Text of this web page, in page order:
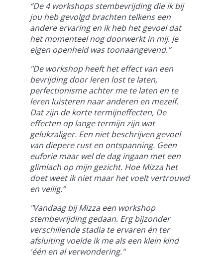
“De 4 workshops stembevrijding die ik bij
jou heb gevolgd brachten telkens een
andere ervaring en ik heb het gevoel dat
het momenteel nog doorwerkt in mij. Je
eigen openheid was toonaangevend.”
"De workshop heeft het effect van een
bevrijding door leren lost te laten,
perfectionisme achter me te laten en te
leren luisteren naar anderen en mezelf.
Dat zijn de korte termijneffecten, De
effecten op lange termijn zijn wat
gelukzaliger. Een niet beschrijven gevoel
van diepere rust en ontspanning. Geen
euforie maar wel de dag ingaan met een
glimlach op mijn gezicht. Hoe Mizza het
doet weet ik niet maar het voelt vertrouwd
en veilig.”
"Vandaag bij Mizza een workshop
stembevrijding gedaan. Erg bijzonder
verschillende stadia te ervaren én ter
afsluiting voelde ik me als een klein kind
'één en al verwondering."